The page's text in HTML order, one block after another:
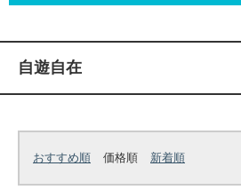
自遊自在
おすすめ順 価格順 新着順